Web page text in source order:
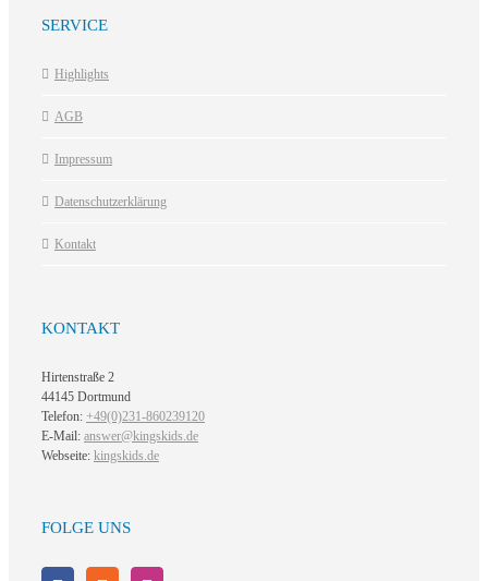
SERVICE
Highlights
AGB
Impressum
Datenschutzerklärung
Kontakt
KONTAKT
Hirtenstraße 2
44145 Dortmund
Telefon: +49(0)231-860239120
E-Mail: answer@kingskids.de
Webseite: kingskids.de
FOLGE UNS